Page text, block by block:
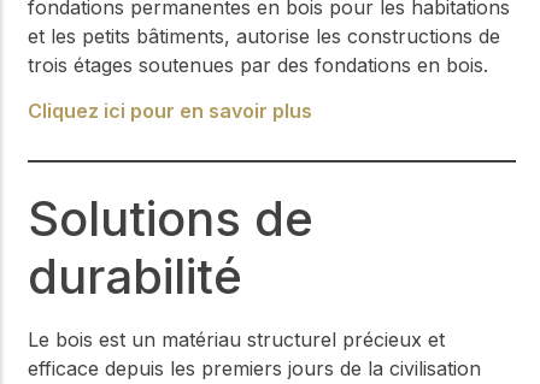
fondations permanentes en bois pour les habitations
et les petits bâtiments, autorise les constructions de
trois étages soutenues par des fondations en bois.
Cliquez ici pour en savoir plus
Solutions de
durabilité
Le bois est un matériau structurel précieux et
efficace depuis les premiers jours de la civilisation